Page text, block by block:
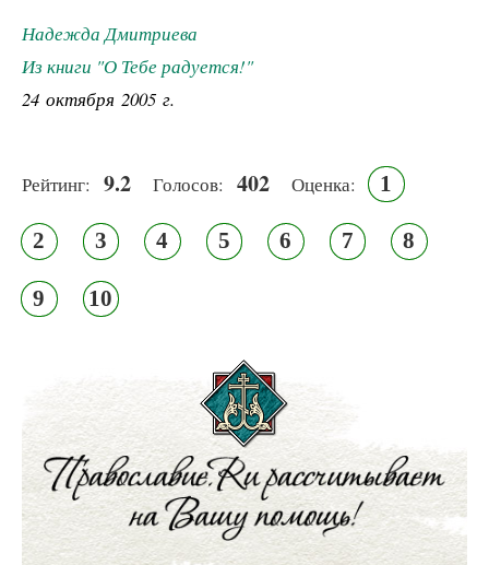
Надежда Дмитриева
Из книги "О Тебе радуется!"
24 октября 2005 г.
Рейтинг: 9.2 Голосов: 402 Оценка: 1
2 3 4 5 6 7 8
9 10